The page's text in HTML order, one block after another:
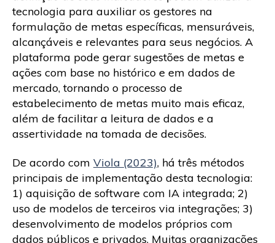
tecnologia para auxiliar os gestores na
formulação de metas específicas, mensuráveis,
alcançáveis e relevantes para seus negócios. A
plataforma pode gerar sugestões de metas e
ações com base no histórico e em dados de
mercado, tornando o processo de
estabelecimento de metas muito mais eficaz,
além de facilitar a leitura de dados e a
assertividade na tomada de decisões.
De acordo com Viola (2023), há três métodos
principais de implementação desta tecnologia:
1) aquisição de software com IA integrada; 2)
uso de modelos de terceiros via integrações; 3)
desenvolvimento de modelos próprios com
dados públicos e privados. Muitas organizações